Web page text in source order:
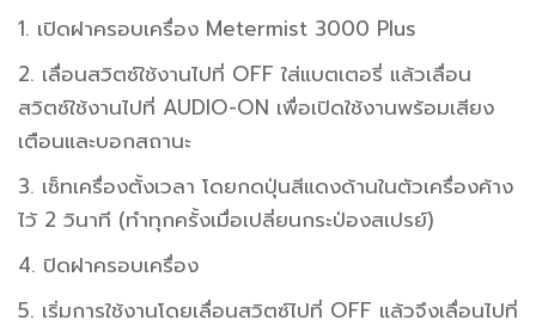
1. เปิดฝาครอบเครื่อง Metermist 3000 Plus
2. เลื่อนสวิตซ์ใช้งานไปที่ OFF ใส่แบตเตอรี่ แล้วเลื่อน
สวิตซ์ใช้งานไปที่ AUDIO-ON เพื่อเปิดใช้งานพร้อมเสียง
เตือนและบอกสถานะ
3. เซ็ทเครื่องตั้งเวลา โดยกดปุ่นสีแดงด้านในตัวเครื่องค้าง
ไว้ 2 วินาที (ทำทุกครั้งเมื่อเปลี่ยนกระป่องสเปรย์)
4. ปิดฝาครอบเครื่อง
5. เริ่มการใช้งานโดยเลื่อนสวิตซ์ไปที่ OFF แล้วจึงเลื่อนไปที่